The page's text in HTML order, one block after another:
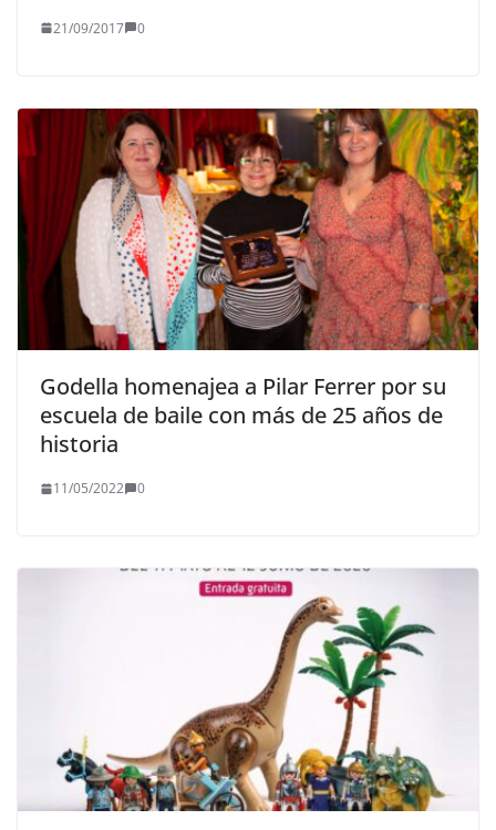
21/09/2017 0
Godella homenajea a Pilar Ferrer por su
escuela de baile con más de 25 años de
historia
11/05/2022 0